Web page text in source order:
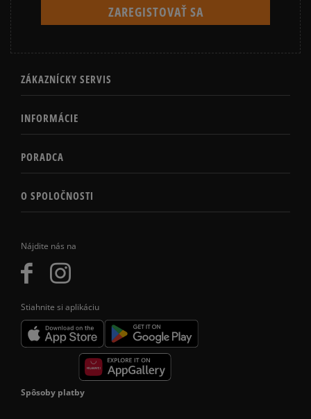
Nájdite nás na
Stiahnite si aplikáciu
ZÁKAZNÍCKY SERVIS
INFORMÁCIE
PORADCA
O SPOLOČNOSTI
Spôsoby platby